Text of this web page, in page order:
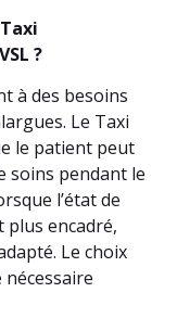
?
à des besoins
Le Taxi
le patient peut
soins pendant le
l’état de
encadré,
Le choix
nécessaire